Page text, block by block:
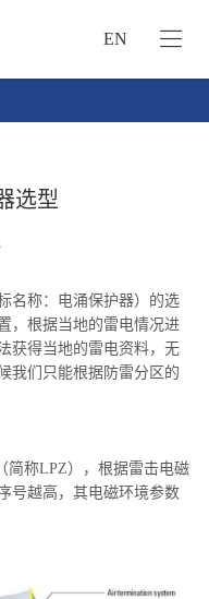
EN
选型
名称：电涌保护器）的选
，根据当地的雷电情况进
获得当地的雷电资料，无
我们只能根据防雷分区的
简称LPZ），根据雷击电磁
号越高，其电磁环境参数